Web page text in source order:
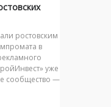
ростовским
в
уже
сообщество —